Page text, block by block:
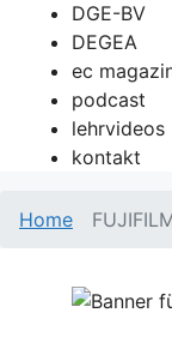
DGE-BV
DEGEA
ec
podcast
lehrvideos
kontakt
Home